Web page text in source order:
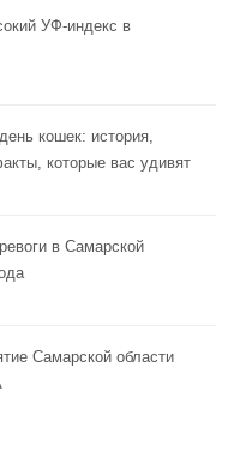
УФ-индекс в
кошек: история,
которые вас удивят
в Самарской
Самарской области